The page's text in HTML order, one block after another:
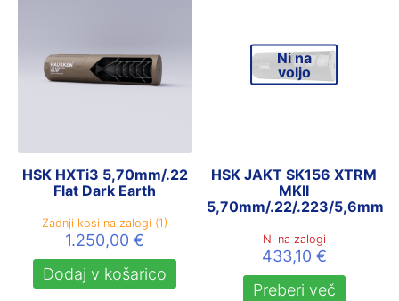
HSK HXTi3 5,70mm/.22
Flat Dark Earth
Zadnji kosi na zalogi (1)
1.250,00€
Dodaj v košarico
Ni na
voljo
HSK JAKT SK156 XTRM
MKII
5,70mm/.22/.223/5,6mm
Ni na zalogi
433,10 €
Preberi več